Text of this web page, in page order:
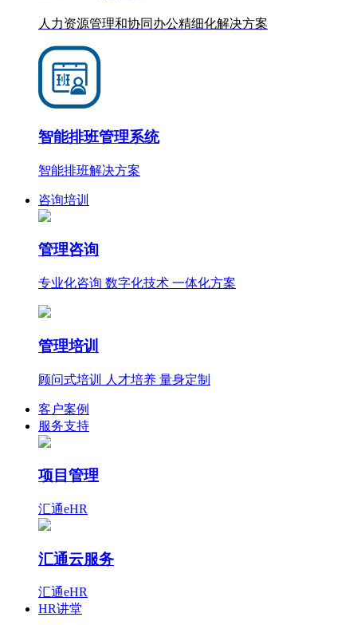
人力资源管理和协同办公精细化解决方案
智能排班管理系统
智能排班解决方案
咨询培训
管理咨询
专业化咨询 数字化技术 一体化方案
管理培训
顾问式培训 人才培养 量身定制
客户案例
服务支持
项目管理
汇通eHR
汇通云服务
汇通eHR
HR讲堂